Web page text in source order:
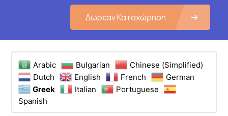
Δωρεάν Καταχώρηση
Arabic Bulgarian
Chinese (Simplified)
Dutch
English French
German
Greek
Italian
Portuguese
Spanish